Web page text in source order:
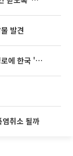
발견
태풍 '돌핀' 이어 '찬홈' 등장…예상 경로에 한국 '한숨'
취소 될까